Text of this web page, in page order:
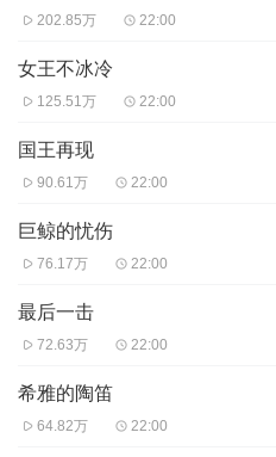
千贝之星的能量净化了整个魔法
202.85万 22:00
女王不冰冷
125.51万 22:00
国王再现
90.61万 22:00
巨鲸的忧伤
76.17万 22:00
最后一击
72.63万 22:00
希雅的陶笛
64.82万 22:00